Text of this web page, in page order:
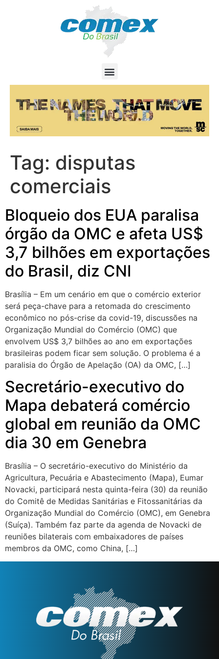
Tag: disputas
comerciais
Bloqueio dos EUA paralisa
órgão da OMC e afeta US$
3,7 bilhões em exportações
do Brasil, diz CNI
Brasília – Em um cenário em que o comércio exterior
será peça-chave para a retomada do crescimento
econômico no pós-crise da covid-19, discussões na
Organização Mundial do Comércio (OMC) que
envolvem US$ 3,7 bilhões ao ano em exportações
brasileiras podem ficar sem solução. O problema é a
paralisia do Órgão de Apelação (OA) da OMC, […]
Secretário-executivo do
Mapa debaterá comércio
global em reunião da OMC
dia 30 em Genebra
Brasília – O secretário-executivo do Ministério da
Agricultura, Pecuária e Abastecimento (Mapa), Eumar
Novacki, participará nesta quinta-feira (30) da reunião
do Comitê de Medidas Sanitárias e Fitossanitárias da
Organização Mundial do Comércio (OMC), em Genebra
(Suíça). Também faz parte da agenda de Novacki de
reuniões bilaterais com embaixadores de países
membros da OMC, como China, […]